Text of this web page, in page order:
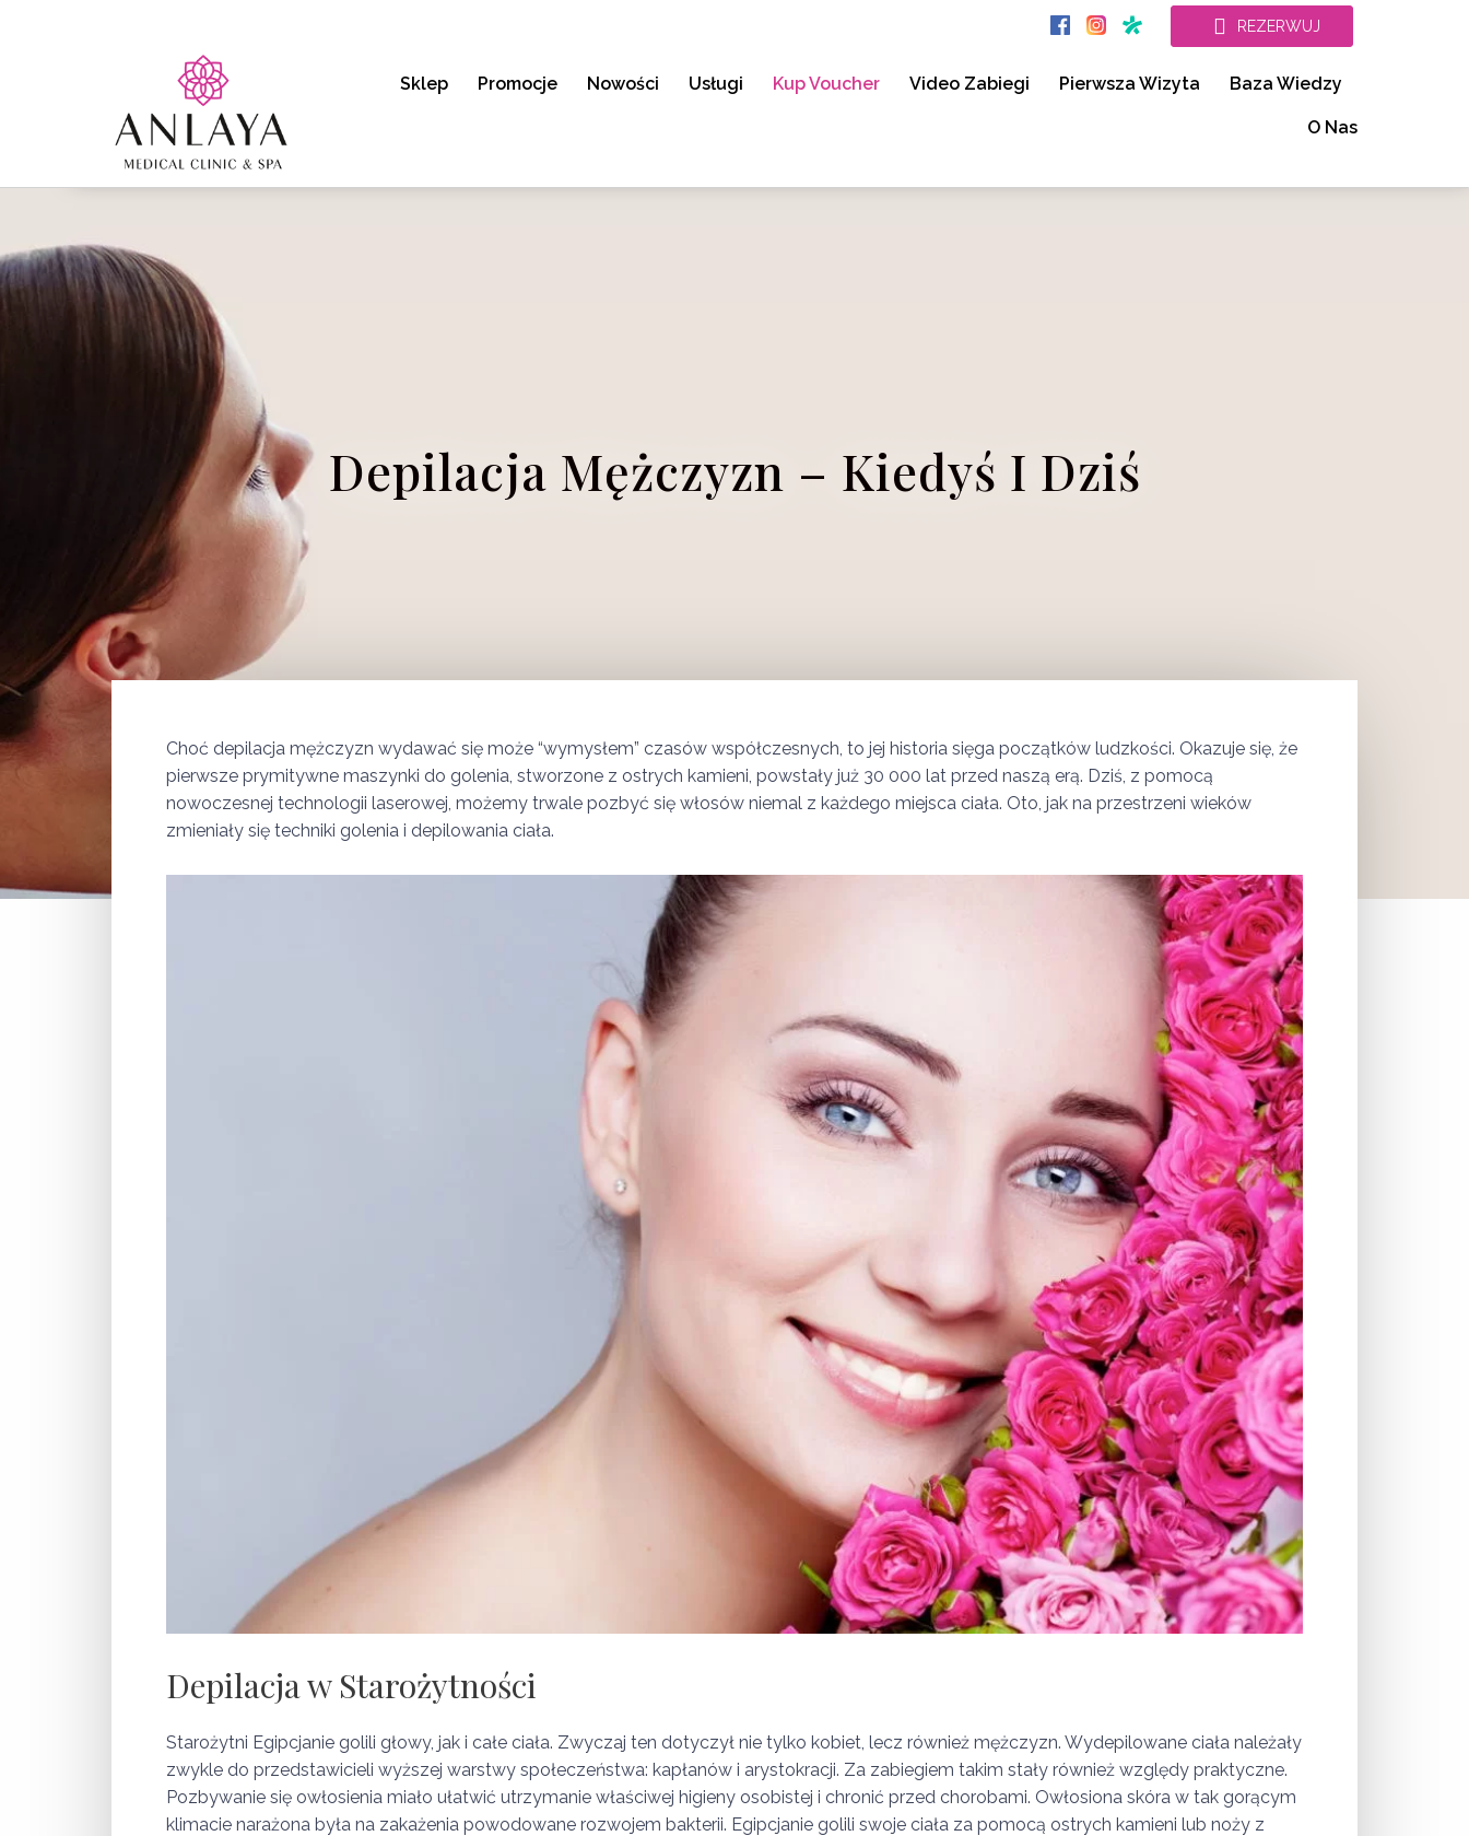
REZERWUJ
Sklep Promocje Nowości Usługi Kup Voucher Video Zabiegi Pierwsza Wizyta Baza Wiedzy
O Nas
Depilacja Mężczyzn – Kiedyś I Dziś
Choć depilacja mężczyzn wydawać się może “wymysłem” czasów współczesnych, to jej historia sięga początków ludzkości. Okazuje się, że
pierwsze prymitywne maszynki do golenia, stworzone z ostrych kamieni, powstały już 30 000 lat przed naszą erą. Dziś, z pomocą
nowoczesnej technologii laserowej, możemy trwale pozbyć się włosów niemal z każdego miejsca ciała. Oto, jak na przestrzeni wieków
zmieniały się techniki golenia i depilowania ciała.
Depilacja w Starożytności
Starożytni Egipcjanie golili głowy, jak i całe ciała. Zwyczaj ten dotyczył nie tylko kobiet, lecz również mężczyzn. Wydepilowane ciała należały
zwykle do przedstawicieli wyższej warstwy społeczeństwa: kapłanów i arystokracji. Za zabiegiem takim stały również względy praktyczne.
Pozbywanie się owłosienia miało ułatwić utrzymanie właściwej higieny osobistej i chronić przed chorobami. Owłosiona skóra w tak gorącym
klimacie narażona była na zakażenia powodowane rozwojem bakterii. Egipcjanie golili swoje ciała za pomocą ostrych kamieni lub noży z